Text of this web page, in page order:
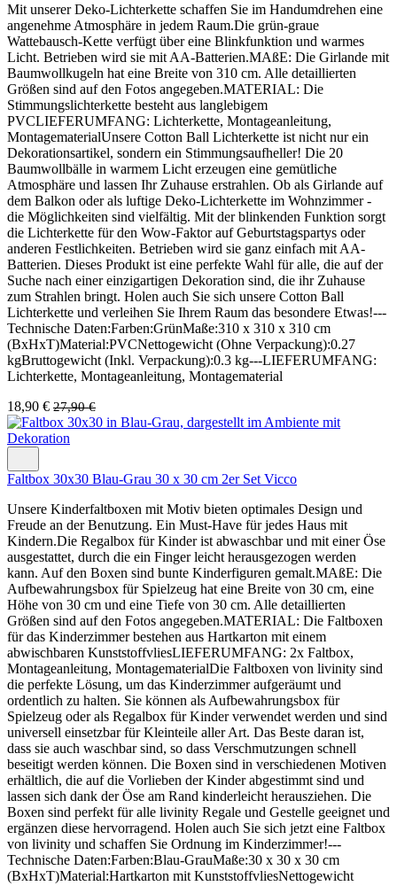
Mit unserer Deko-Lichterkette schaffen Sie im Handumdrehen eine
angenehme Atmosphäre in jedem Raum.Die grün-graue
Wattebausch-Kette verfügt über eine Blinkfunktion und warmes
Licht. Betrieben wird sie mit AA-Batterien.MAßE: Die Girlande mit
Baumwollkugeln hat eine Breite von 310 cm. Alle detaillierten
Größen sind auf den Fotos angegeben.MATERIAL: Die
Stimmungslichterkette besteht aus langlebigem
PVCLIEFERUMFANG: Lichterkette, Montageanleitung,
MontagematerialUnsere Cotton Ball Lichterkette ist nicht nur ein
Dekorationsartikel, sondern ein Stimmungsaufheller! Die 20
Baumwollbälle in warmem Licht erzeugen eine gemütliche
Atmosphäre und lassen Ihr Zuhause erstrahlen. Ob als Girlande auf
dem Balkon oder als luftige Deko-Lichterkette im Wohnzimmer -
die Möglichkeiten sind vielfältig. Mit der blinkenden Funktion sorgt
die Lichterkette für den Wow-Faktor auf Geburtstagspartys oder
anderen Festlichkeiten. Betrieben wird sie ganz einfach mit AA-
Batterien. Dieses Produkt ist eine perfekte Wahl für alle, die auf der
Suche nach einer einzigartigen Dekoration sind, die ihr Zuhause
zum Strahlen bringt. Holen auch Sie sich unsere Cotton Ball
Lichterkette und verleihen Sie Ihrem Raum das besondere Etwas!---
Technische Daten:Farben:GrünMaße:310 x 310 x 310 cm
(BxHxT)Material:PVCNettogewicht (Ohne Verpackung):0.27
kgBruttogewicht (Inkl. Verpackung):0.3 kg---LIEFERUMFANG:
Lichterkette, Montageanleitung, Montagematerial
18,90 € 27,90 €
Faltbox 30x30 Blau-Grau 30 x 30 cm 2er Set Vicco
Unsere Kinderfaltboxen mit Motiv bieten optimales Design und
Freude an der Benutzung. Ein Must-Have für jedes Haus mit
Kindern.Die Regalbox für Kinder ist abwaschbar und mit einer Öse
ausgestattet, durch die ein Finger leicht herausgezogen werden
kann. Auf den Boxen sind bunte Kinderfiguren gemalt.MAßE: Die
Aufbewahrungsbox für Spielzeug hat eine Breite von 30 cm, eine
Höhe von 30 cm und eine Tiefe von 30 cm. Alle detaillierten
Größen sind auf den Fotos angegeben.MATERIAL: Die Faltboxen
für das Kinderzimmer bestehen aus Hartkarton mit einem
abwischbaren KunststoffvliesLIEFERUMFANG: 2x Faltbox,
Montageanleitung, MontagematerialDie Faltboxen von livinity sind
die perfekte Lösung, um das Kinderzimmer aufgeräumt und
ordentlich zu halten. Sie können als Aufbewahrungsbox für
Spielzeug oder als Regalbox für Kinder verwendet werden und sind
universell einsetzbar für Kleinteile aller Art. Das Beste daran ist,
dass sie auch waschbar sind, so dass Verschmutzungen schnell
beseitigt werden können. Die Boxen sind in verschiedenen Motiven
erhältlich, die auf die Vorlieben der Kinder abgestimmt sind und
lassen sich dank der Öse am Rand kinderleicht herausziehen. Die
Boxen sind perfekt für alle livinity Regale und Gestelle geeignet und
ergänzen diese hervorragend. Holen auch Sie sich jetzt eine Faltbox
von livinity und schaffen Sie Ordnung im Kinderzimmer!---
Technische Daten:Farben:Blau-GrauMaße:30 x 30 x 30 cm
(BxHxT)Material:Hartkarton mit KunststoffvliesNettogewicht